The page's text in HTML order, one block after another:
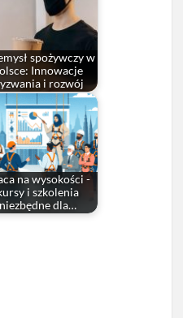
spożywczy w
Innowacje
i rozwój
na wysokości -
i szkolenia
niezbędne dla…